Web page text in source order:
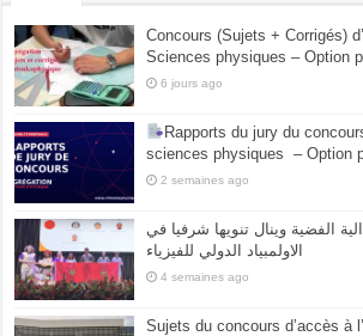
Concours (Sujets + Corrigés)
Sciences physiques – Option
6 jours ago
Rapports du jury du
sciences physiques – Option
2 semaines ago
الفضية وينال تنويها شرفيا في
الاولمبياد الدولي للفيزياء
4 semaines ago
Sujets du concours d’accès à